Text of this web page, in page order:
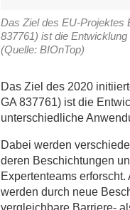
Das Ziel des EU-Projektes
837761) ist die
(Quelle: BIOnTop)
Das Ziel des 2020
GA 837761) ist die
unterschiedliche
Dabei werden
deren Beschichtungen
Expertenteams
werden durch neue